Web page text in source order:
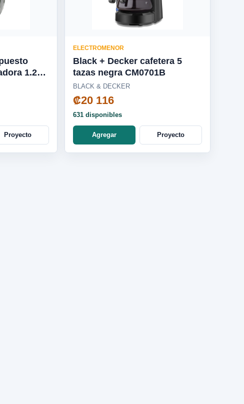
1.25L
Proyecto
ELECTROMENOR
Black + Decker cafetera 5
tazas negra CM0701B
BLACK & DECKER
₡20 116
631 disponibles
Agregar Proyecto